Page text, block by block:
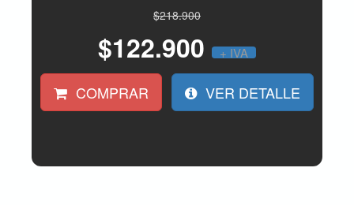
$218.900
$122.900 + IVA
COMPRAR VER DETALLE